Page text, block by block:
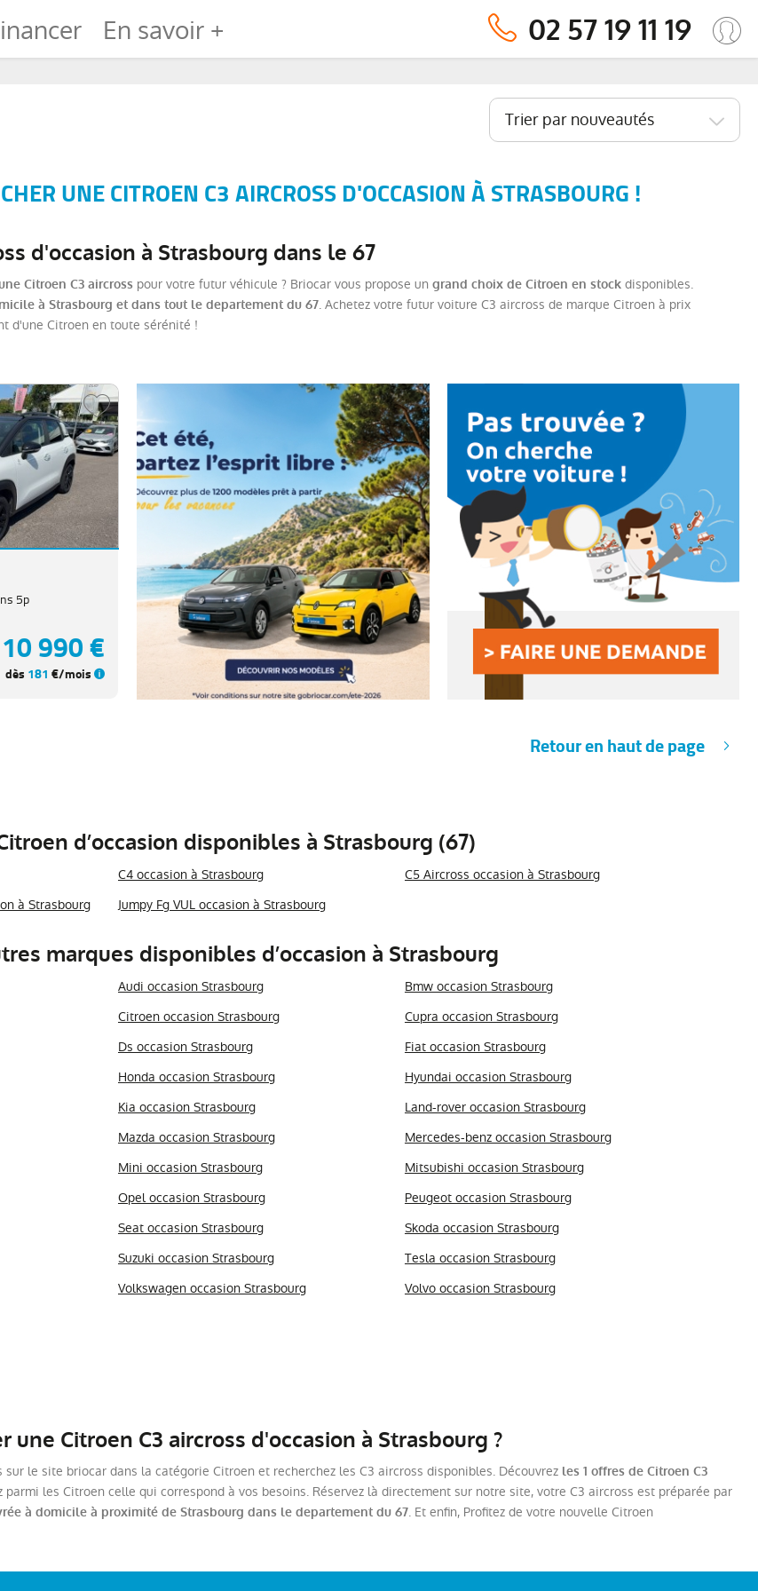
En savoir + 02 57 19 11 19
Trier par nouveautés
UNE CITROEN C3 AIRCROSS D'OCCASION À STRASBOURG !
d'occasion à Strasbourg dans le 67
Citroen C3 aircross pour votre futur véhicule ? Briocar vous propose un grand choix de Citroen en stock disponibles.
à Strasbourg et dans tout le departement du 67. Achetez votre futur voiture C3 aircross de marque Citroen à prix
d'une Citroen en toute sérénité !
5p
10 990 €
dès 181 €/mois
Retour en haut de page
d’occasion disponibles à Strasbourg (67)
C4 occasion à Strasbourg
C5 Aircross occasion à Strasbourg
à Strasbourg
Jumpy Fg VUL occasion à Strasbourg
marques disponibles d’occasion à Strasbourg
Audi occasion Strasbourg
Bmw occasion Strasbourg
Citroen occasion Strasbourg
Cupra occasion Strasbourg
Ds occasion Strasbourg
Fiat occasion Strasbourg
Honda occasion Strasbourg
Hyundai occasion Strasbourg
Kia occasion Strasbourg
Land-rover occasion Strasbourg
Mazda occasion Strasbourg
Mercedes-benz occasion Strasbourg
Mini occasion Strasbourg
Mitsubishi occasion Strasbourg
Opel occasion Strasbourg
Peugeot occasion Strasbourg
Seat occasion Strasbourg
Skoda occasion Strasbourg
Suzuki occasion Strasbourg
Tesla occasion Strasbourg
Volkswagen occasion Strasbourg Volvo occasion Strasbourg
une Citroen C3 aircross d'occasion à Strasbourg ?
sur le site briocar dans la catégorie Citroen et recherchez les C3 aircross disponibles. Découvrez les 1 offres de Citroen C3
parmi les Citroen celle qui correspond à vos besoins. Réservez là directement sur notre site, votre C3 aircross est préparée par
à domicile à proximité de Strasbourg dans le departement du 67. Et enfin, Profitez de votre nouvelle Citroen